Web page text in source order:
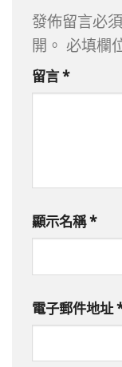
發佈留言必
開。 必填欄
留言*
顯示名稱*
電子郵件地址